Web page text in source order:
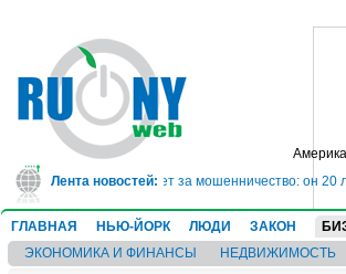
Лента новостей:
в тюрьму на 10 лет за мошенничество: он 20
ГЛАВНАЯ НЬЮ-ЙОРК ЛЮДИ ЗАКОН
ЭКОНОМИКА И ФИНАНСЫ
НЕДВИЖИМОСТЬ